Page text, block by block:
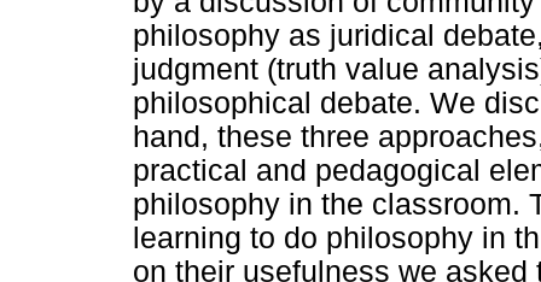
philosophy as juridical
judgment (truth value
philosophical debate. We
hand, these three
practical and pedagogical
philosophy in the classroom.
learning to do philosophy in
on their usefulness we